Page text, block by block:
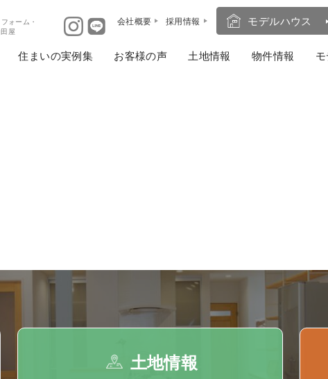
ォーム・
屋
会社概要 採用情報 モデルハウス
住まいの実例集 お客様の声 土地情報 物件情報
土地情報